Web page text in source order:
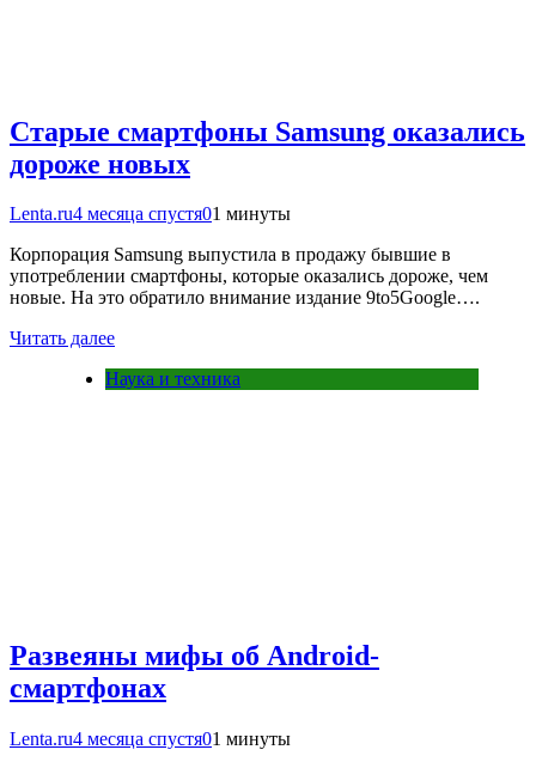
Старые смартфоны Samsung оказались
дороже новых
Lenta.ru4 месяца спустя01 минуты
Корпорация Samsung выпустила в продажу бывшие в
употреблении смартфоны, которые оказались дороже, чем
новые. На это обратило внимание издание 9to5Google….
Читать далее
Наука и техника
Развеяны мифы об Android-
смартфонах
Lenta.ru4 месяца спустя01 минуты